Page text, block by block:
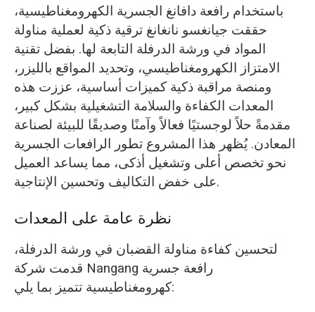
باستخدام رافعة دافانغ الجسرية الكهرومغناطيسية،
حققت جيانغسو نانغانغ ترقية ذكية لعملية مناولة
المواد في ورشة الدرفلة التابعة لها. بفضل تقنية
الامتزاز الكهرومغناطيسي، وتحديد المواقع بالليزر،
ومنصة مراقبة ذكية كميزات أساسية، عززت هذه
المعدات الكفاءة والسلامة التشغيلية بشكل كبير،
مقدمةً حلاً لوجستيًا فعالاً وآمنًا وصديقًا للبيئة لصناعة
المعادن. يُظهر هذا المشروع تطور الرافعات الجسرية
نحو تخصص أعلى وتشغيل أذكى، مما يساعد العميل
على خفض التكاليف وتحسين الإنتاجية.
نظرة عامة على المعدات
لتحسين كفاءة مناولة القضبان في ورشة الدرفلة،
قدمت شركة Nangang رافعة جسرية
كهرومغناطيسية تتميز بما يلي: